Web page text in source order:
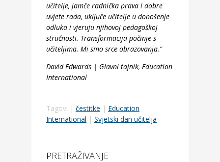
učitelje, jamče radnička prava i dobre
uvjete rada, uključe učitelje u donošenje
odluka i vjeruju njihovoj pedagoškoj
stručnosti. Transformacija počinje s
učiteljima. Mi smo srce obrazovanja.”
David Edwards | Glavni tajnik, Education
International
Tagovi | čestitke | Education
International | Svjetski dan učitelja
PRETRAŽIVANJE